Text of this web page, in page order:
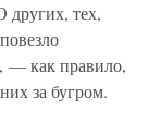
других, тех,
— как правило,
за бугром.